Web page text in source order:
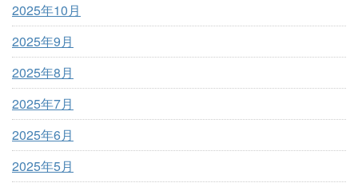
2025年10月
2025年9月
2025年8月
2025年7月
2025年6月
2025年5月